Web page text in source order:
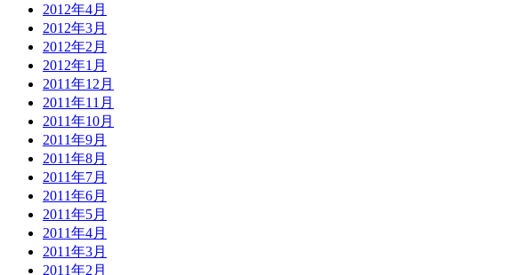
2012年4月
2012年3月
2012年2月
2012年1月
2011年12月
2011年11月
2011年10月
2011年9月
2011年8月
2011年7月
2011年6月
2011年5月
2011年4月
2011年3月
2011年2月